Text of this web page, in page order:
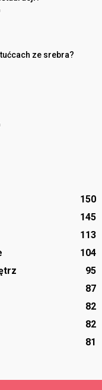
ze srebra?
150
145
113
104
95
87
82
82
81